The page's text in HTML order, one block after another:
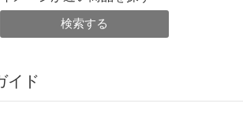
検索する
イド